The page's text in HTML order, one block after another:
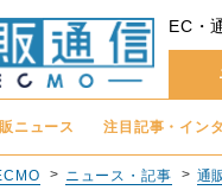
EC・
ニュース 注目記事・イン
ニュース・記事 通